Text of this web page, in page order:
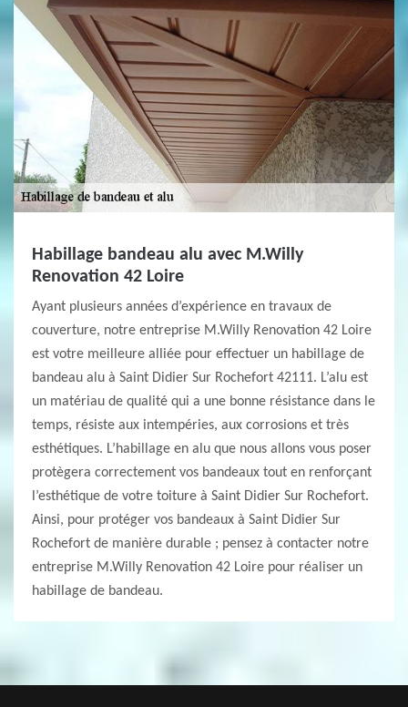
Habillage bandeau alu avec M.Willy
Renovation 42 Loire
Ayant plusieurs années d’expérience en travaux de
couverture, notre entreprise M.Willy Renovation 42 Loire
est votre meilleure alliée pour effectuer un habillage de
bandeau alu à Saint Didier Sur Rochefort 42111. L’alu est
un matériau de qualité qui a une bonne résistance dans le
temps, résiste aux intempéries, aux corrosions et très
esthétiques. L’habillage en alu que nous allons vous poser
protègera correctement vos bandeaux tout en renforçant
l’esthétique de votre toiture à Saint Didier Sur Rochefort.
Ainsi, pour protéger vos bandeaux à Saint Didier Sur
Rochefort de manière durable ; pensez à contacter notre
entreprise M.Willy Renovation 42 Loire pour réaliser un
habillage de bandeau.